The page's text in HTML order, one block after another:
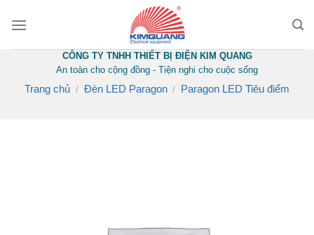
CÔNG TY TNHH THIẾT BỊ ĐIỆN KIM QUANG
An toàn cho cộng đồng - Tiện nghi cho cuộc sống
Trang chủ / Đèn LED Paragon / Paragon LED Tiêu điểm